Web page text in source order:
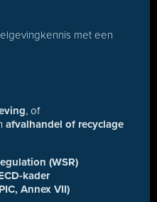
met een
, of
afvalhandel of recyclage
(WSR)
kader
Annex VII)